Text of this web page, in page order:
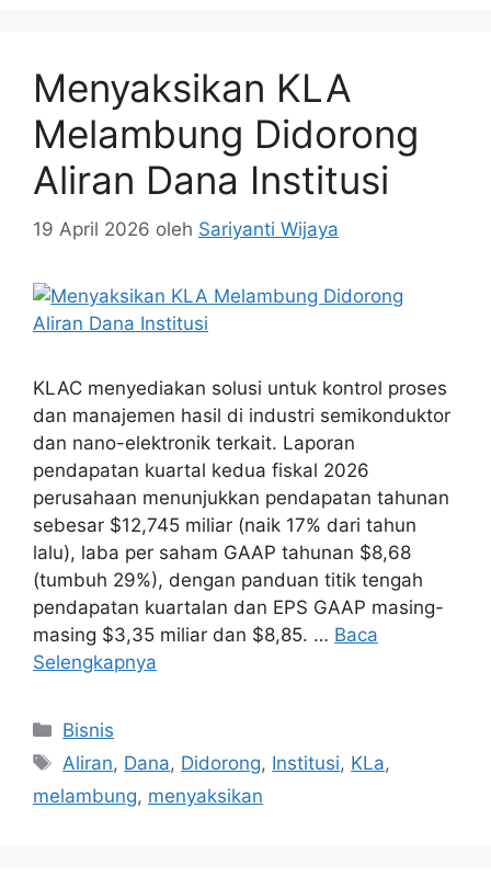
Menyaksikan KLA
Melambung Didorong
Aliran Dana Institusi
19 April 2026 oleh Sariyanti Wijaya
KLAC menyediakan solusi untuk kontrol proses
dan manajemen hasil di industri semikonduktor
dan nano-elektronik terkait. Laporan
pendapatan kuartal kedua fiskal 2026
perusahaan menunjukkan pendapatan tahunan
sebesar $12,745 miliar (naik 17% dari tahun
lalu), laba per saham GAAP tahunan $8,68
(tumbuh 29%), dengan panduan titik tengah
pendapatan kuartalan dan EPS GAAP masing-
masing $3,35 miliar dan $8,85. … Baca
Selengkapnya
Kategori
Bisnis
Tag
Aliran, Dana, Didorong, Institusi, KLa,
melambung, menyaksikan